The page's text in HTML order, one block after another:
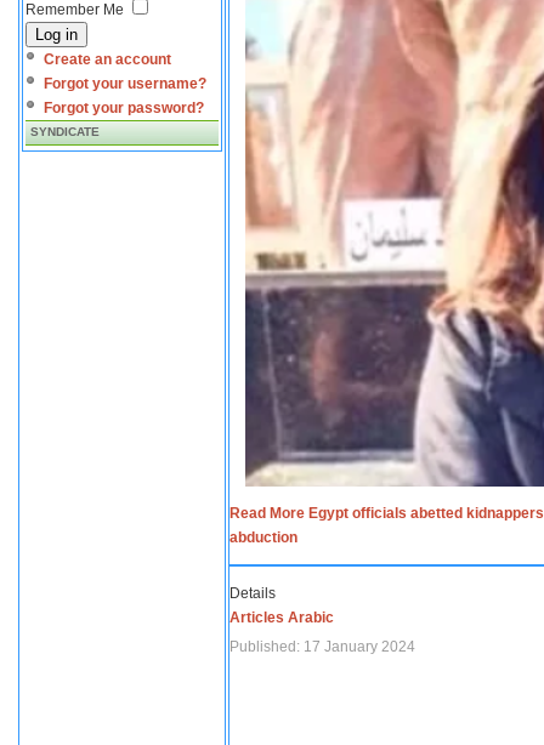
Remember Me
Log in
Create an account
Forgot your username?
Forgot your password?
SYNDICATE
Read More Egypt officials abetted
abduction
Details
Articles Arabic
Published: 17 January 2024